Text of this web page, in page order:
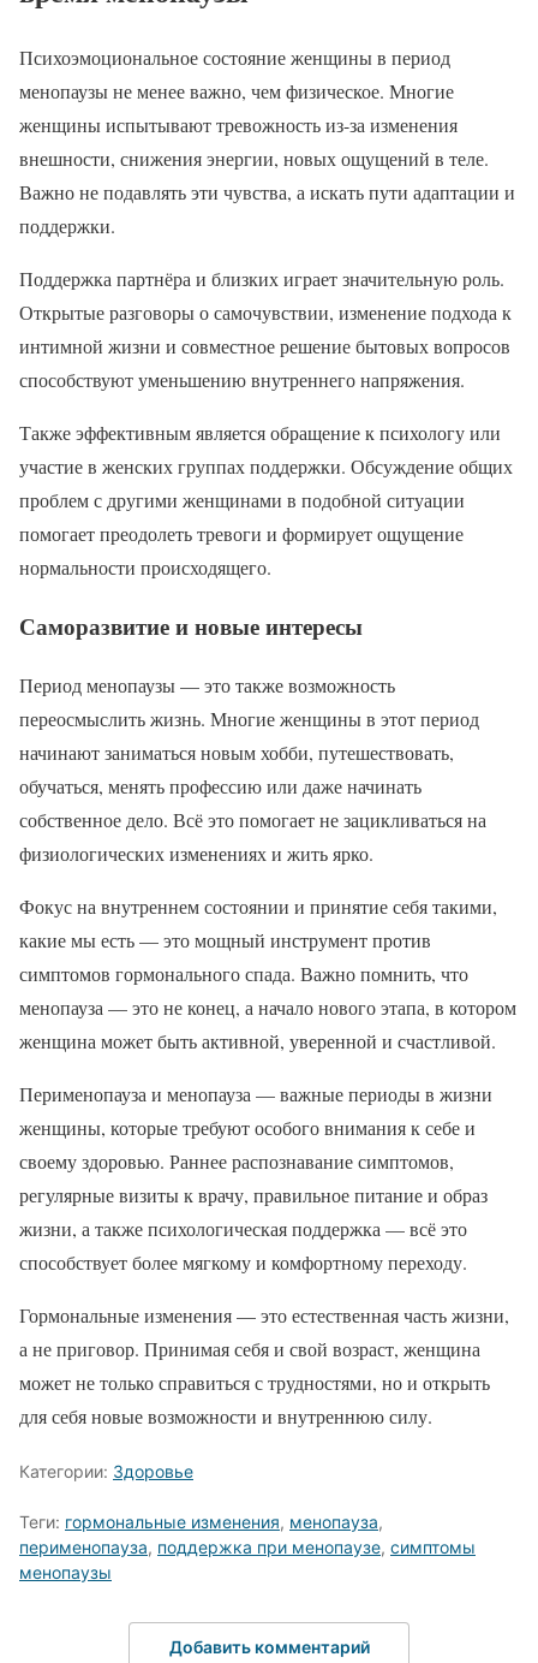
Психоэмоциональное состояние женщины в период
менопаузы не менее важно, чем физическое. Многие
женщины испытывают тревожность из-за изменения
внешности, снижения энергии, новых ощущений в теле.
Важно не подавлять эти чувства, а искать пути адаптации и
поддержки.
Поддержка партнёра и близких играет значительную роль.
Открытые разговоры о самочувствии, изменение подхода к
интимной жизни и совместное решение бытовых вопросов
способствуют уменьшению внутреннего напряжения.
Также эффективным является обращение к психологу или
участие в женских группах поддержки. Обсуждение общих
проблем с другими женщинами в подобной ситуации
помогает преодолеть тревоги и формирует ощущение
нормальности происходящего.
Саморазвитие и новые интересы
Период менопаузы — это также возможность
переосмыслить жизнь. Многие женщины в этот период
начинают заниматься новым хобби, путешествовать,
обучаться, менять профессию или даже начинать
собственное дело. Всё это помогает не зацикливаться на
физиологических изменениях и жить ярко.
Фокус на внутреннем состоянии и принятие себя такими,
какие мы есть — это мощный инструмент против
симптомов гормонального спада. Важно помнить, что
менопауза — это не конец, а начало нового этапа, в котором
женщина может быть активной, уверенной и счастливой.
Перименопауза и менопауза — важные периоды в жизни
женщины, которые требуют особого внимания к себе и
своему здоровью. Раннее распознавание симптомов,
регулярные визиты к врачу, правильное питание и образ
жизни, а также психологическая поддержка — всё это
способствует более мягкому и комфортному переходу.
Гормональные изменения — это естественная часть жизни,
а не приговор. Принимая себя и свой возраст, женщина
может не только справиться с трудностями, но и открыть
для себя новые возможности и внутреннюю силу.
Категории: Здоровье
Теги: гормональные изменения, менопауза,
перименопауза, поддержка при менопаузе, симптомы
менопаузы
Добавить комментарий